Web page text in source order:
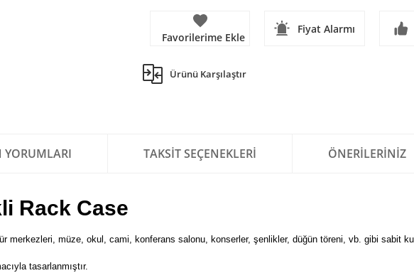
Fiyat Alarmı
Ürünü Karşılaştır
YORUMLARI TAKSIT SEÇENEKLERI ÖNERILERINIZ
Rack Case
merkezleri, müze, okul, cami, konferans salonu, konserler, şenlikler, düğün töreni, vb. gibi sabit
tasarlanmıştır.